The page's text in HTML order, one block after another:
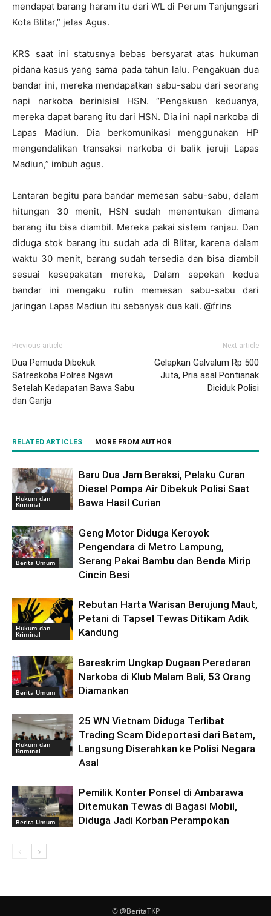
mendapat barang haram itu dari WL di Perum Tanjungsari
Kota Blitar,” jelas Agus.
KRS saat ini statusnya bebas bersyarat atas hukuman
pidana kasus yang sama pada tahun lalu. Pengakuan dua
bandar ini, mereka mendapatkan sabu-sabu dari seorang
napi narkoba berinisial HSN. “Pengakuan keduanya,
mereka dapat barang itu dari HSN. Dia ini napi narkoba di
Lapas Madiun. Dia berkomunikasi menggunakan HP
mengendalikan transaksi narkoba di balik jeruji Lapas
Madiun,” imbuh agus.
Lantaran begitu para bandar memesan sabu-sabu, dalam
hitungan 30 menit, HSN sudah menentukan dimana
barang itu bisa diambil. Mereka pakai sistem ranjau. Dan
diduga stok barang itu sudah ada di Blitar, karena dalam
waktu 30 menit, barang sudah tersedia dan bisa diambil
sesuai kesepakatan mereka, Dalam sepekan kedua
bandar ini mengaku rutin memesan sabu-sabu dari
jaringan Lapas Madiun itu sebanyak dua kali. @frins
Previous article
Dua Pemuda Dibekuk
Satreskoba Polres Ngawi
Setelah Kedapatan Bawa Sabu
dan Ganja
Next article
Gelapkan Galvalum Rp 500
Juta, Pria asal Pontianak
Diciduk Polisi
RELATED ARTICLES MORE FROM AUTHOR
Hukum dan
Kriminal
Baru Dua Jam Beraksi, Pelaku Curan
Diesel Pompa Air Dibekuk Polisi Saat
Bawa Hasil Curian
Berita Umum
Geng Motor Diduga Keroyok
Pengendara di Metro Lampung,
Serang Pakai Bambu dan Benda Mirip
Cincin Besi
Hukum dan
Kriminal
Rebutan Harta Warisan Berujung Maut,
Petani di Tapsel Tewas Ditikam Adik
Kandung
Berita Umum
Bareskrim Ungkap Dugaan Peredaran
Narkoba di Klub Malam Bali, 53 Orang
Diamankan
Hukum dan
Kriminal
25 WN Vietnam Diduga Terlibat
Trading Scam Dideportasi dari Batam,
Langsung Diserahkan ke Polisi Negara
Asal
Berita Umum
Pemilik Konter Ponsel di Ambarawa
Ditemukan Tewas di Bagasi Mobil,
Diduga Jadi Korban Perampokan
© @BeritaTKP